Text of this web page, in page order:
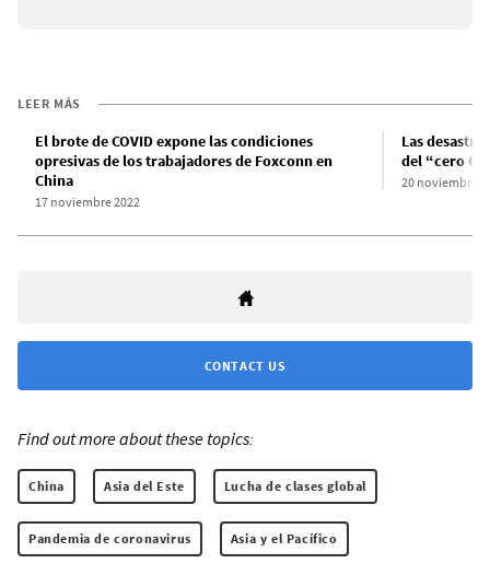
LEER MÁS
El brote de COVID expone las condiciones
opresivas de los trabajadores de Foxconn en
China
17 noviembre 2022
Las
del “cero
20 noviembre
CONTACT US
Find out more about these topics:
China Asia del Este Lucha de clases global
Pandemia de coronavirus Asia y el Pacífico